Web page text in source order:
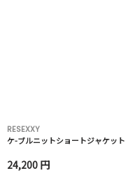
RESEXXY
ケ-ブルニットショートジャケット
24,200 円